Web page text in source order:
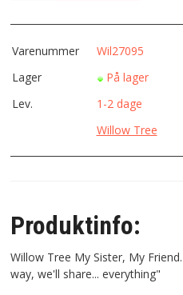
Varenummer
Wil27095
Lager
På lager
Lev.
1-2 dage
Willow Tree
Produktinfo:
Willow Tree My Sister, My
way, we'll share... everything"